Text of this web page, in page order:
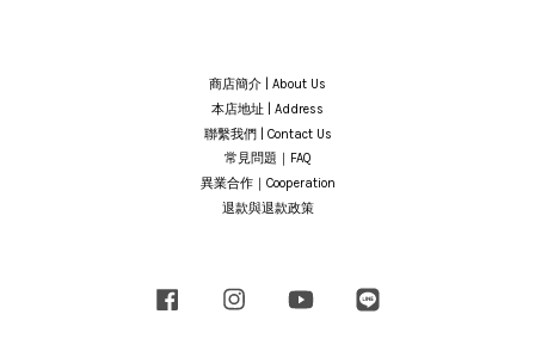
商店簡介 | About Us
本店地址 | Address
聯繫我們 | Contact Us
常見問題｜FAQ
異業合作｜Cooperation
退款與退款政策
Facebook Instagram YouTube